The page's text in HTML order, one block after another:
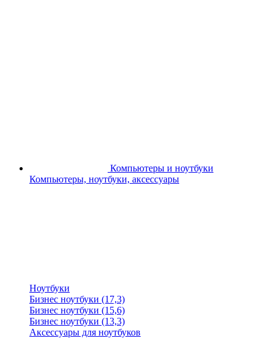
Компьютеры и ноутбуки
Компьютеры, ноутбуки, аксессуары
Ноутбуки
Бизнес ноутбуки (17,3)
Бизнес ноутбуки (15,6)
Бизнес ноутбуки (13,3)
Аксессуары для ноутбуков